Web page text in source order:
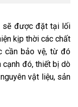
sẽ được đặt tại lối
kịp thời các chất
cần bảo vệ, từ đó
cạnh đó, thiết bị dò
vật liệu, sản